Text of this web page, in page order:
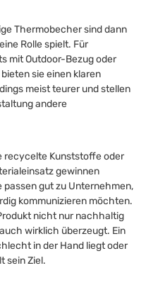
Thermobecher sind dann
Rolle spielt. Für
mit Outdoor-Bezug oder
sie einen klaren
meist teurer und stellen
andere
recycelte Kunststoffe oder
gewinnen
passen gut zu Unternehmen,
kommunizieren möchten.
nicht nur nachhaltig
wirklich überzeugt. Ein
in der Hand liegt oder
sein Ziel.